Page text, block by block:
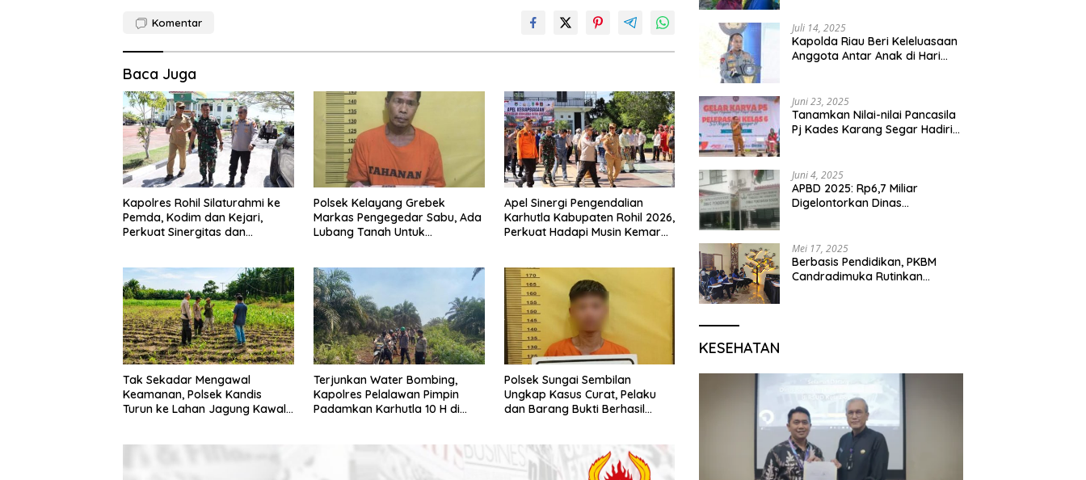
Komentar
Baca Juga
Kapolres Rohil Silaturahmi ke
Pemda, Kodim dan Kejari,
Perkuat Sinergitas dan
Polsek Kelayang Grebek
Markas Pengegedar Sabu, Ada
Lubang Tanah Untuk
Apel Sinergi Pengendalian
Karhutla Kabupaten Rohil 2026,
Perkuat Hadapi Musin Kemarau
Tak Sekadar Mengawal
Keamanan, Polsek Kandis
Turun ke Lahan Jagung Kawal
Terjunkan Water Bombing,
Kapolres Pelalawan Pimpin
Padamkan Karhutla 10 H di
Polsek Sungai Sembilan
Ungkap Kasus Curat, Pelaku
dan Barang Bukti Berhasil
Juli 14, 2025
Kapolda Riau Beri Keleluasaan
Anggota Antar Anak di Hari
Juni 23, 2025
Tanamkan Nilai-nilai Pancasila
Pj Kades Karang Segar Hadiri
01 Karang Segar
Juni 4, 2025
APBD 2025: Rp6,7 Miliar
Digelontorkan Dinas
Mei 17, 2025
Berbasis Pendidikan, PKBM
Candradimuka Rutinkan
KESEHATAN